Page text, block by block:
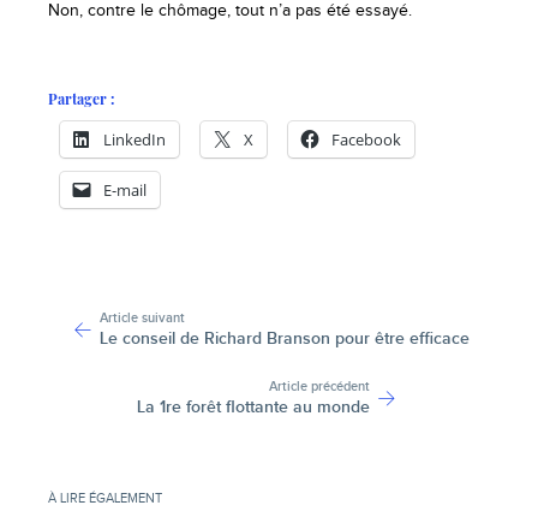
Non, contre le chômage, tout n’a pas été essayé.
Partager :
LinkedIn X Facebook
E-mail
Article suivant
Le conseil de Richard Branson pour être efficace
Article précédent
La 1re forêt flottante au monde
À LIRE ÉGALEMENT